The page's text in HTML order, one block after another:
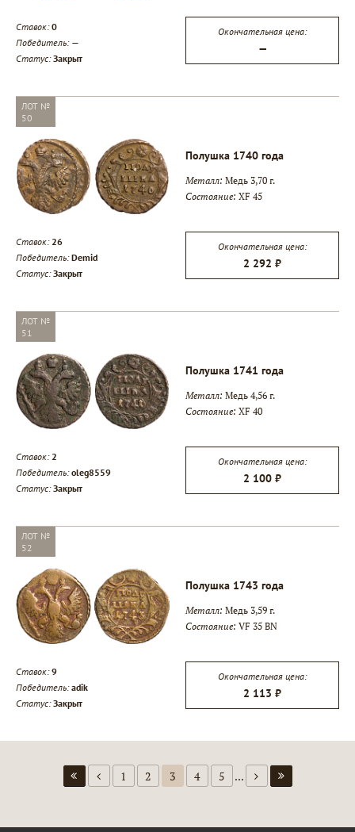
Ставок:0
Победитель: —
Статус:Закрыт
Окончательная цена:
—
ЛОТ №
50
Полушка 1740 года
Металл: Медь 3,70 г.
Состояние: XF 45
Ставок:26
Победитель: Demid
Статус:Закрыт
Окончательная цена:
2 292 ₽
ЛОТ №
51
Полушка 1741 года
Металл: Медь 4,56 г.
Состояние: XF 40
Ставок:2
Победитель: oleg8559
Статус:Закрыт
Окончательная цена:
2 100 ₽
ЛОТ №
52
Полушка 1743 года
Металл: Медь 3,59 г.
Состояние: VF 35 BN
Ставок:9
Победитель: adik
Статус:Закрыт
Окончательная цена:
2 113 ₽
1 2 3 4 5 ...